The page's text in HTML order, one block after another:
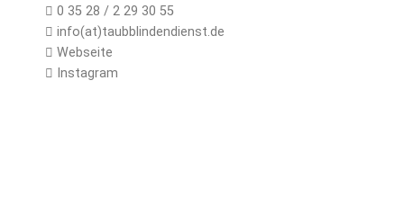
0 35 28 / 2 29 30 55
info(at)taubblindendienst.de
Webseite
Instagram